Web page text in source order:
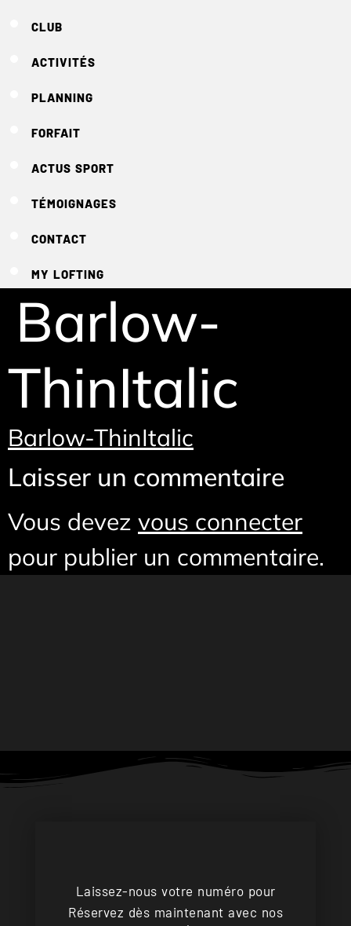
CLUB
ACTIVITÉS
PLANNING
FORFAIT
ACTUS SPORT
TÉMOIGNAGES
CONTACT
MY LOFTING
Barlow-
ThinItalic
Barlow-ThinItalic
Laisser un commentaire
Vous devez vous connecter
pour publier un commentaire.
Laissez-nous votre numéro pour
Réservez dès maintenant avec nos